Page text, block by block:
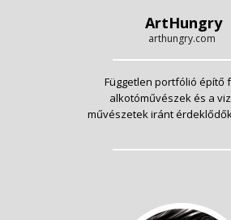
ArtHungry
arthungry.com
Független portfólió építő
alkotóművészek és a
művészetek iránt